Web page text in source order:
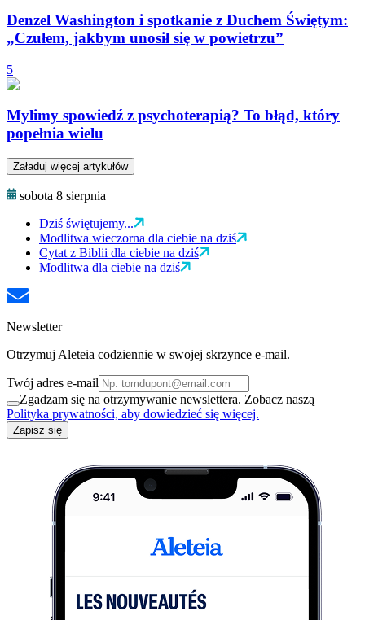
Denzel Washington i spotkanie z Duchem Świętym:
„Czułem, jakbym unosił się w powietrzu”
5
Mylimy spowiedź z psychoterapią? To błąd, który
popełnia wielu
Załaduj więcej artykułów
sobota 8 sierpnia
Dziś świętujemy...
Modlitwa wieczorna dla ciebie na dziś
Cytat z Biblii dla ciebie na dziś
Modlitwa dla ciebie na dziś
Newsletter
Otrzymuj Aleteia codziennie w swojej skrzynce e-mail.
Twój adres e-mail
Zgadzam się na otrzymywanie newslettera. Zobacz naszą
Polityka prywatności, aby dowiedzieć się więcej.
Zapisz się